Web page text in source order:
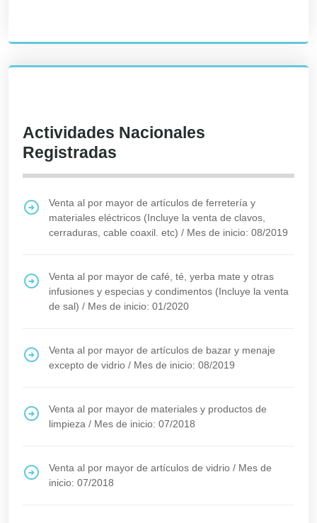
Actividades Nacionales
Registradas
Venta al por mayor de artículos de ferretería y
materiales eléctricos (Incluye la venta de clavos,
cerraduras, cable coaxil. etc) / Mes de inicio: 08/2019
Venta al por mayor de café, té, yerba mate y otras
infusiones y especias y condimentos (Incluye la venta
de sal) / Mes de inicio: 01/2020
Venta al por mayor de artículos de bazar y menaje
excepto de vidrio / Mes de inicio: 08/2019
Venta al por mayor de materiales y productos de
limpieza / Mes de inicio: 07/2018
Venta al por mayor de artículos de vidrio / Mes de
inicio: 07/2018